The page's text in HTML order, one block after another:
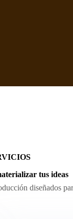
tus ideas
diseñados